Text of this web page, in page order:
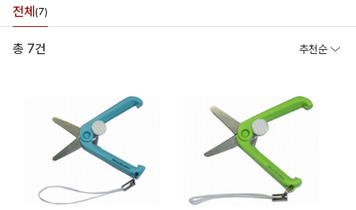
전체 (7)
총 7건 추천순